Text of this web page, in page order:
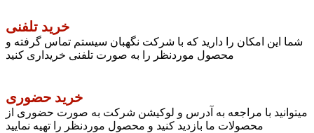
خرید تلفنی
شما این امکان را دارید که با شرکت نگهبان سیستم تماس گرفته و
محصول موردنظر را به صورت تلفنی خریداری کنید
خرید حضوری
میتوانید با مراجعه به آدرس و لوکیشن شرکت به صورت حضوری از
محصولات ما بازدید کنید و محصول موردنظر را تهیه نمایید